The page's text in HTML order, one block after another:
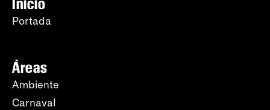
Portada
Áreas
Ambiente
Carnaval